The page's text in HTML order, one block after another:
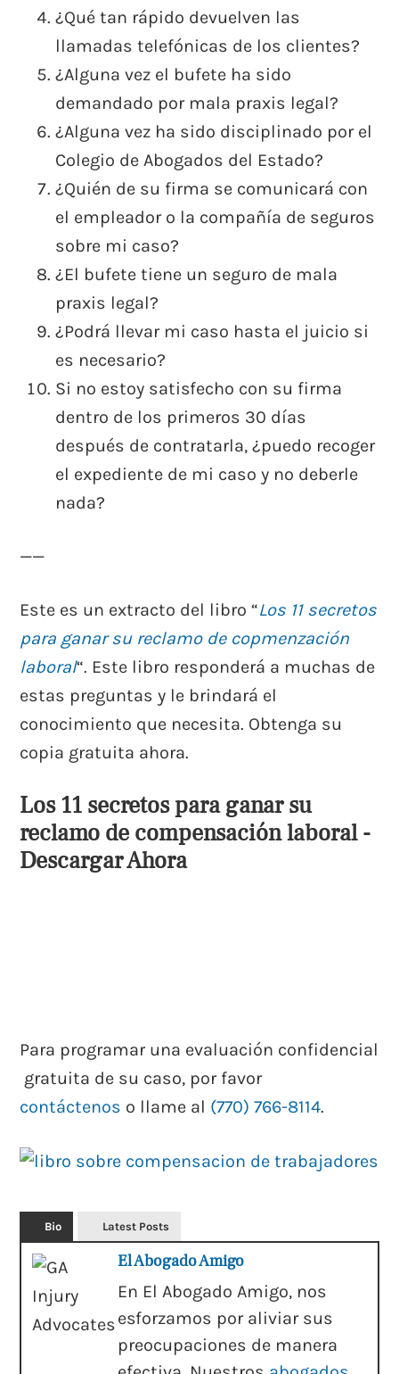
¿Qué tan rápido devuelven las
llamadas telefónicas de los clientes?
¿Alguna vez el bufete ha sido
demandado por mala praxis legal?
¿Alguna vez ha sido disciplinado por el
Colegio de Abogados del Estado?
¿Quién de su firma se comunicará con
el empleador o la compañía de seguros
sobre mi caso?
¿El bufete tiene un seguro de mala
praxis legal?
¿Podrá llevar mi caso hasta el juicio si
es necesario?
Si no estoy satisfecho con su firma
dentro de los primeros 30 días
después de contratarla, ¿puedo recoger
el expediente de mi caso y no deberle
nada?
——
Este es un extracto del libro “Los 11 secretos
para ganar su reclamo de copmenzación
laboral“. Este libro responderá a muchas de
estas preguntas y le brindará el
conocimiento que necesita. Obtenga su
copia gratuita ahora.
Los 11 secretos para ganar su
reclamo de compensación laboral -
Descargar Ahora
Para programar una evaluación confidencial
gratuita de su caso, por favor
contáctenos o llame al (770) 766-8114.
Bio Latest Posts
El Abogado Amigo
En El Abogado Amigo, nos
esforzamos por aliviar sus
preocupaciones de manera